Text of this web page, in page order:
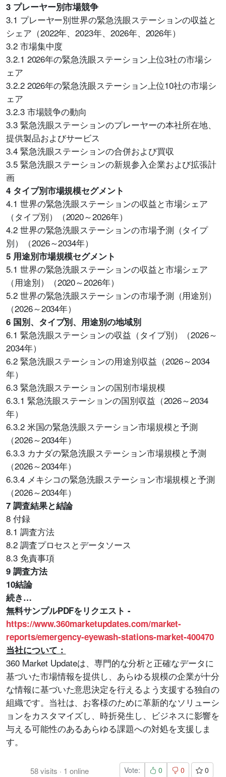
3 プレーヤー別市場競争
3.1 プレーヤー別世界の緊急洗眼ステーションの収益と
シェア（2022年、2023年、2026年、2026年）
3.2 市場集中度
3.2.1 2026年の緊急洗眼ステーション上位3社の市場シ
ェア
3.2.2 2026年の緊急洗眼ステーション上位10社の市場シ
ェア
3.2.3 市場競争の動向
3.3 緊急洗眼ステーションのプレーヤーの本社所在地、
提供製品およびサービス
3.4 緊急洗眼ステーションの合併および買収
3.5 緊急洗眼ステーションの新規参入企業および拡張計
画
4 タイプ別市場規模セグメント
4.1 世界の緊急洗眼ステーションの収益と市場シェア
（タイプ別）（2020～2026年）
4.2 世界の緊急洗眼ステーションの市場予測（タイプ
別）（2026～2034年）
5 用途別市場規模セグメント
5.1 世界の緊急洗眼ステーションの収益と市場シェア
（用途別）（2020～2026年）
5.2 世界の緊急洗眼ステーションの市場予測（用途別）
（2026～2034年）
6 国別、タイプ別、用途別の地域別
6.1 緊急洗眼ステーションの収益（タイプ別）（2026～
2034年）
6.2 緊急洗眼ステーションの用途別収益（2026～2034
年）
6.3 緊急洗眼ステーションの国別市場規模
6.3.1 緊急洗眼ステーションの国別収益（2026～2034
年）
6.3.2 米国の緊急洗眼ステーション市場規模と予測
（2026～2034年）
6.3.3 カナダの緊急洗眼ステーション市場規模と予測
（2026～2034年）
6.3.4 メキシコの緊急洗眼ステーション市場規模と予測
（2026～2034年）
7 調査結果と結論
8 付録
8.1 調査方法
8.2 調査プロセスとデータソース
8.3 免責事項
9 調査方法
10結論
続き…
無料サンプルPDFをリクエスト -
https://www.360marketupdates.com/market-
reports/emergency-eyewash-stations-market-400470
当社について：
360 Market Updateは、専門的な分析と正確なデータに
基づいた市場情報を提供し、あらゆる規模の企業が十分
な情報に基づいた意思決定を行えるよう支援する独自の
組織です。当社は、お客様のために革新的なソリューシ
ョンをカスタマイズし、時折発生し、ビジネスに影響を
与える可能性のあるあらゆる課題への対処を支援しま
す。
58visits · 1 online Vote: 0 0 0